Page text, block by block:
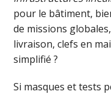
pour le bâtiment,
de missions
livraison, clefs en
simplifié ?
Si masques et tests